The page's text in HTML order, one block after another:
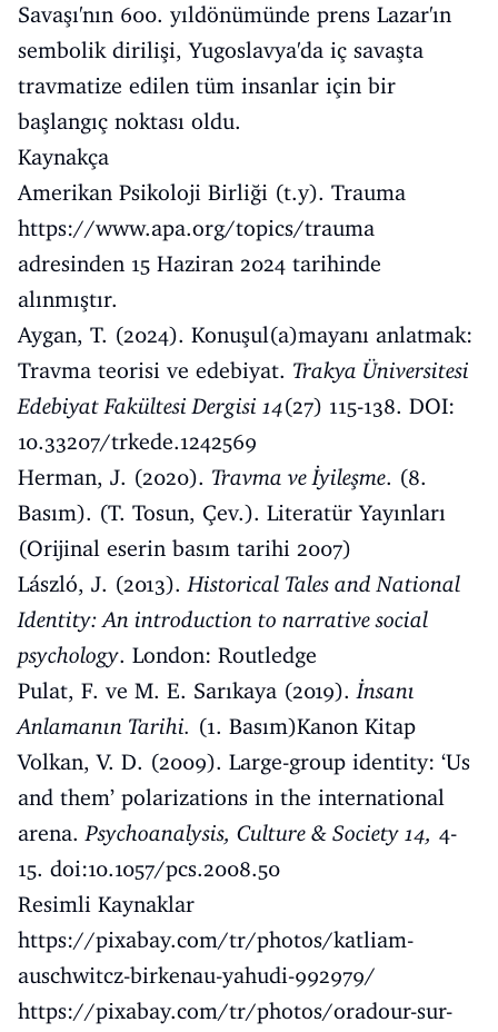
Savaşı'nın 600. yıldönümünde prens Lazar'ın
sembolik dirilişi, Yugoslavya'da iç savaşta
travmatize edilen tüm insanlar için bir
başlangıç noktası oldu.
Kaynakça
Amerikan Psikoloji Birliği (t.y). Trauma
https://www.apa.org/topics/trauma
adresinden 15 Haziran 2024 tarihinde
alınmıştır.
Aygan, T. (2024). Konuşul(a)mayanı anlatmak:
Travma teorisi ve edebiyat. Trakya Üniversitesi
Edebiyat Fakültesi Dergisi 14(27) 115-138. DOI:
10.33207/trkede.1242569
Herman, J. (2020). Travma ve İyileşme. (8.
Basım). (T. Tosun, Çev.). Literatür Yayınları
(Orijinal eserin basım tarihi 2007)
László, J. (2013).Historical Tales and National
Identity: An introduction to narrative social
psychology. London: Routledge
Pulat, F. ve M. E. Sarıkaya (2019).İnsanı
Anlamanın Tarihi. (1. Basım)Kanon Kitap
Volkan, V. D. (2009). Large-group identity: ‘Us
and them’ polarizations in the international
arena.Psychoanalysis, Culture & Society 14, 4-
15. doi:10.1057/pcs.2008.50
Resimli Kaynaklar
https://pixabay.com/tr/photos/katliam-
auschwitcz-birkenau-yahudi-992979/
https://pixabay.com/tr/photos/oradour-sur-